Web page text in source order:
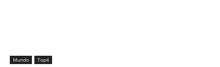
Mundo Top4